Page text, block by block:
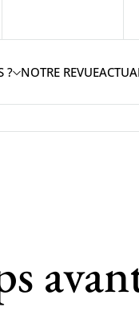
? NOTRE REVUE